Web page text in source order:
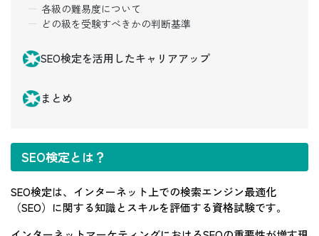
各級の難易度について
どの級を受験すべきかの判断基準
SEO検定を活用したキャリアアップ
まとめ
SEO検定とは？
SEO検定は、インターネット上での検索エンジン最適化
（SEO）に関する知識とスキルを評価する資格試験です。